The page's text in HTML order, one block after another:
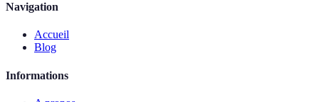
Navigation
Accueil
Blog
Informations